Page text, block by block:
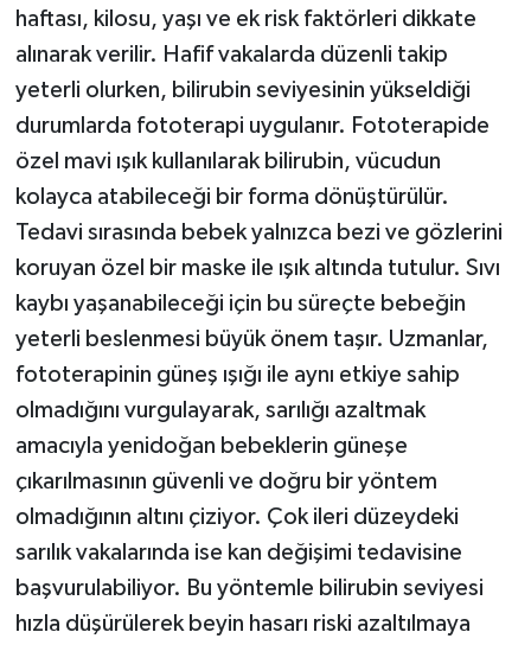
haftası, kilosu, yaşı ve ek risk faktörleri dikkate
alınarak verilir. Hafif vakalarda düzenli takip
yeterli olurken, bilirubin seviyesinin yükseldiği
durumlarda fototerapi uygulanır. Fototerapide
özel mavi ışık kullanılarak bilirubin, vücudun
kolayca atabileceği bir forma dönüştürülür.
Tedavi sırasında bebek yalnızca bezi ve gözlerini
koruyan özel bir maske ile ışık altında tutulur. Sıvı
kaybı yaşanabileceği için bu süreçte bebeğin
yeterli beslenmesi büyük önem taşır. Uzmanlar,
fototerapinin güneş ışığı ile aynı etkiye sahip
olmadığını vurgulayarak, sarılığı azaltmak
amacıyla yenidoğan bebeklerin güneşe
çıkarılmasının güvenli ve doğru bir yöntem
olmadığının altını çiziyor. Çok ileri düzeydeki
sarılık vakalarında ise kan değişimi tedavisine
başvurulabiliyor. Bu yöntemle bilirubin seviyesi
hızla düşürülerek beyin hasarı riski azaltılmaya